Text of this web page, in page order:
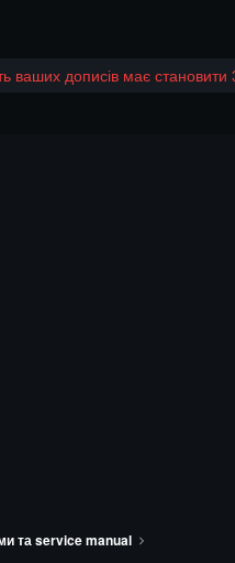
ваших дописів має
та service manual